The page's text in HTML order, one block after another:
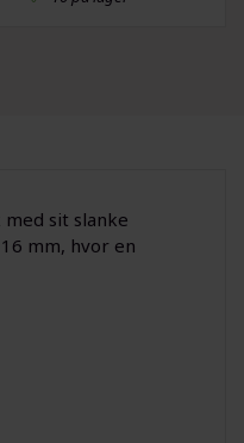
sit slanke
mm, hvor en